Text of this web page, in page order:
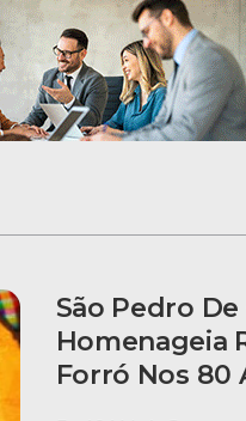
São Pedro De
Homenageia
Forró Nos 80